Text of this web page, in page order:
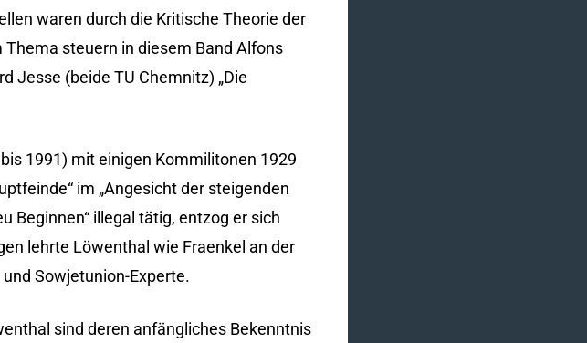
waren durch die Kritische Theorie der
steuern in diesem Band Alfons
Jesse (beide TU Chemnitz) „Die
1991) mit einigen Kommilitonen 1929
im „Angesicht der steigenden
Beginnen“ illegal tätig, entzog er sich
lehrte Löwenthal wie Fraenkel an der
Sowjetunion-Experte.
sind deren anfängliches Bekenntnis